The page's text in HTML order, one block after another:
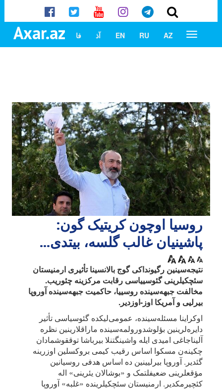
Axar.az AZ
RU
EN آذ فا
روسیا اوچون کریتیک گون:
پاشینیان غالب گلسه، بیتدی...
نتیجه‌سینین رگیونداکی گوج بالانسینا تأثیری ارمنیستان
سئچکیلرینی گئوسییاسی رقابت مرکزینه چئوریب.
مخالفت جبهه‌سینده روسییا، حاکمیت جبهه‌سینده آوروپا
بیرلیی و آمریکا اوز-اوز‌دیر.
اوکراینا مسئله‌سینده، عمومی‌لیکده گئوسیاسی تأثیر
دایره‌لرینین بؤلوشدورولمه‌سینده ماراقلارینین نظره
آلیناجاغی امیدی ایله واشینگتنلا بیرباشا توققوشمادان
چکینه‌ن مسکوا اساس رقیب کیمی بروکسلین اوزرینه
گئدیر. آوروپا بیرلیینین ده اساس هدفی روسیانین
مؤقعلرینی ضعیفلتمک و «بوشالان یئرینی» اله
کئچیرمکدیر. ارمنیستان سئچکیلرینده «غلبه» آوروپا